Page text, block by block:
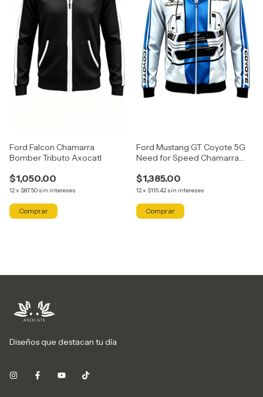
Ford Falcon Chamarra
Bomber Tributo Axocatl
$1,050.00
12x $87.50 sin intereses
Comprar
Ford Mustang GT Coyote 5G
Need for Speed Chamarra
$1,385.00
12x $115.42 sin intereses
Comprar
Diseños que destacan tu día